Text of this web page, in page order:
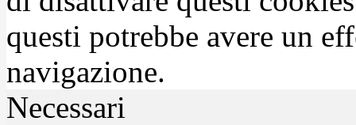
questi potrebbe avere un
navigazione.
Necessari